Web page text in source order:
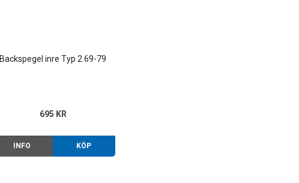
Backspegel inre Typ 2 69-79
695 KR
INFO KÖP